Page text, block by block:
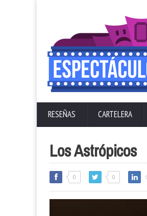
RESEÑAS CARTELERA
Los Astrópicos
0 0